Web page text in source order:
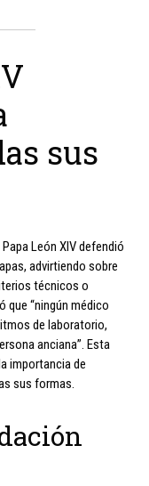
sus
León XIV defendió
advirtiendo sobre
técnicos o
que “ningún médico
de laboratorio,
anciana”. Esta
importancia de
sus formas.